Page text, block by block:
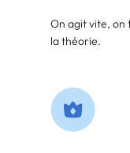
On agit vite, on
la théorie.